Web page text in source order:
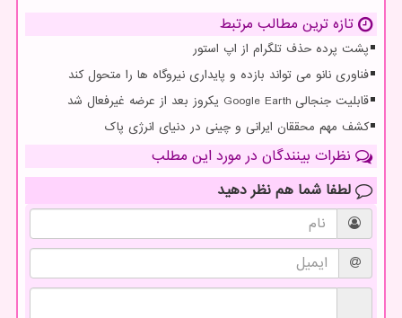
تازه ترین مطالب مرتبط
پشت پرده حذف تلگرام از اپ استور
فناوری نانو می تواند بازده و پایداری نیروگاه ها را متحول کند
قابلیت جنجالی Google Earth یکروز بعد از عرضه غیرفعال شد
کشف مهم محققان ایرانی و چینی در دنیای انرژی پاک
نظرات بینندگان در مورد این مطلب
لطفا شما هم نظر دهید